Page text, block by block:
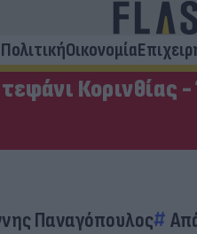
ΠολιτικήΟικονομία
Παναγόπουλος